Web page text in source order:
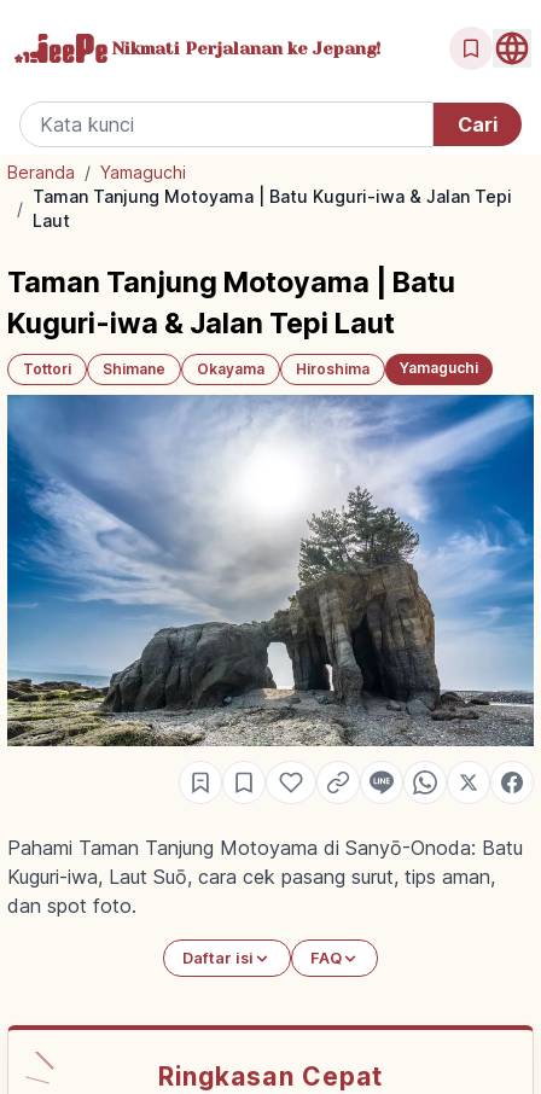
Nikmati Perjalanan ke Jepang!
Beranda / Yamaguchi
/
Taman Tanjung Motoyama | Batu Kuguri-iwa & Jalan Tepi
Laut
Taman Tanjung Motoyama | Batu
Kuguri-iwa & Jalan Tepi Laut
Tottori Shimane Okayama Hiroshima Yamaguchi
Pahami Taman Tanjung Motoyama di Sanyō-Onoda: Batu
Kuguri-iwa, Laut Suō, cara cek pasang surut, tips aman,
dan spot foto.
Daftar isi FAQ
Ringkasan Cepat